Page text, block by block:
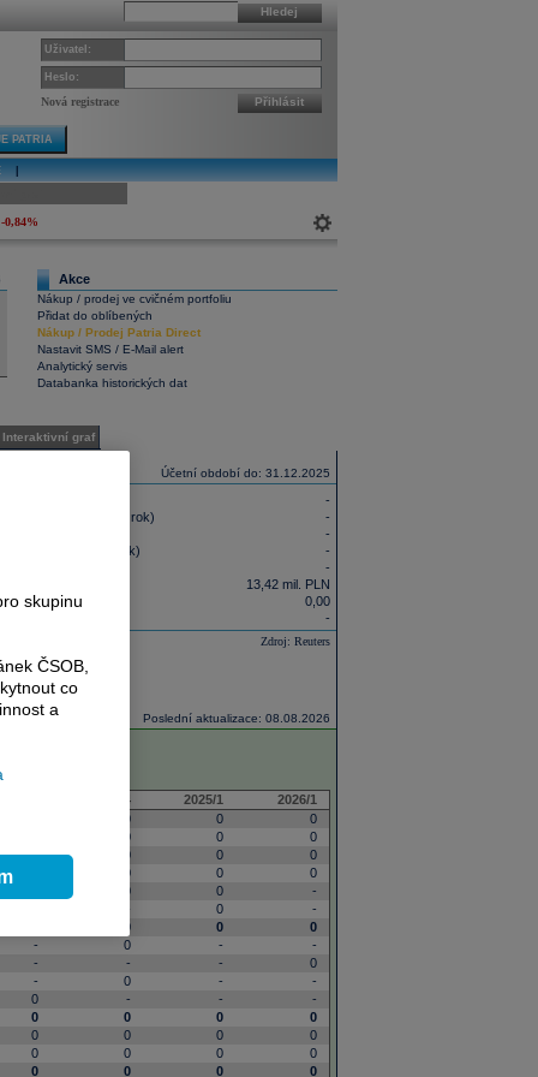
Hledej
Uživatel:
Heslo:
Nová registrace Přihlásit
PATRIA
-0,84%
Akce
Nákup / prodej ve cvičném portfoliu
Přidat do oblíbených
Nákup/ Prodej Patria Direct
Nastavit SMS / E-Mail alert
Analytický servis
Databanka historických dat
Interaktivní graf
Účetní období do: 31.12.2025
-
(ROE, poslední rok)
-
rok)
-
položek (poslední rok)
-
-
13,42 mil. PLN
rok)
0,00
-
Zdroj: Reuters
Poslední aktualizace: 08.08.2026
2024/4 2025/1
2026/1
0 0
0
0 0
0
0 0 0
0
0 0
0
0 0
-
0
-
0 0
0
- 0 -
-
- - -
0
- 0 -
-
0 - -
-
0 0 0
0
0 0 0
0
0 0 0
0
0 0 0
0
skupinu
ČSOB,
co
a